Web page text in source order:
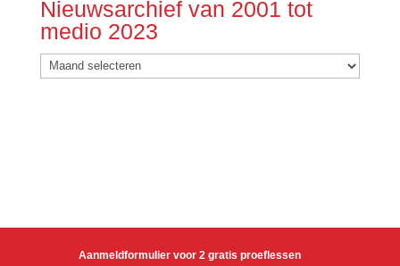
Nieuwsarchief van 2001 tot
medio 2023
Nieuwsarchief
van
Aanmeldformulier voor 2 gratis proeflessen